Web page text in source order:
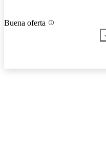
Buena oferta